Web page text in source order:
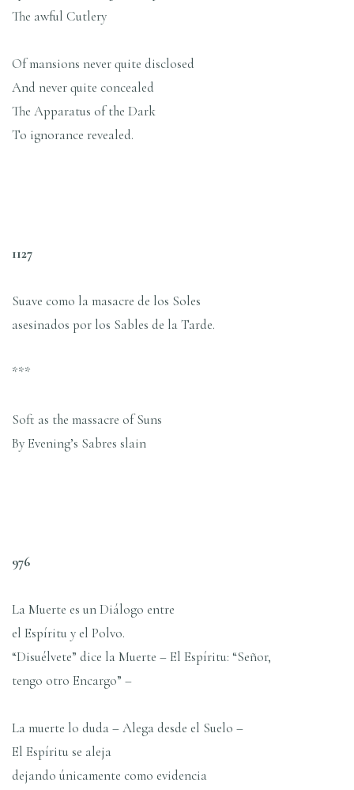
The awful Cutlery
Of mansions never quite disclosed
And never quite concealed
The Apparatus of the Dark
To ignorance revealed.
1127
Suave como la masacre de los Soles
asesinados por los Sables de la Tarde.
***
Soft as the massacre of Suns
By Evening’s Sabres slain
976
La Muerte es un Diálogo entre
el Espíritu y el Polvo.
“Disuélvete” dice la Muerte – El Espíritu: “Señor,
tengo otro Encargo” –
La muerte lo duda – Alega desde el Suelo –
El Espíritu se aleja
dejando únicamente como evidencia